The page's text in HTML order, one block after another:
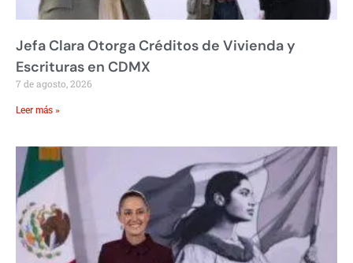
Jefa Clara Otorga Créditos de Vivienda y
Escrituras en CDMX
7 de agosto, 2026
Leer más »